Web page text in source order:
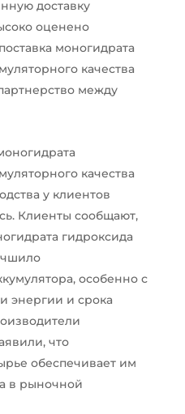
доставку
оценено
моногидрата
качества
между
качества
у клиентов
Клиенты сообщают,
гидроксида
особенно с
энергии и срока
что
обеспечивает им
в рыночной